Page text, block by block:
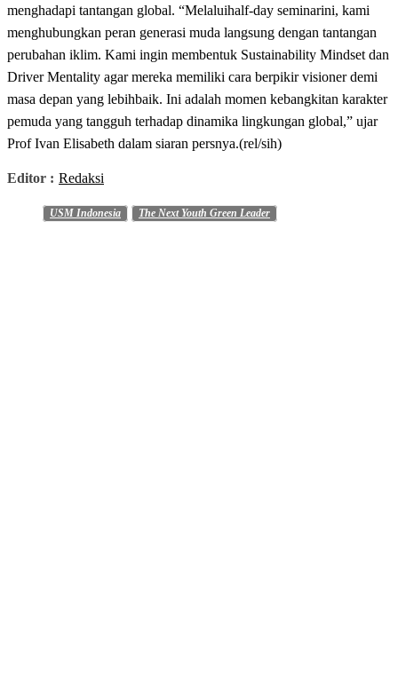
menghadapi tantangan global. “Melaluihalf-day seminarini, kami
menghubungkan peran generasi muda langsung dengan tantangan
perubahan iklim. Kami ingin membentuk Sustainability Mindset dan
Driver Mentality agar mereka memiliki cara berpikir visioner demi
masa depan yang lebihbaik. Ini adalah momen kebangkitan karakter
pemuda yang tangguh terhadap dinamika lingkungan global,” ujar
Prof Ivan Elisabeth dalam siaran persnya.(rel/sih)
Editor : Redaksi
USM Indonesia The Next Youth Green Leader